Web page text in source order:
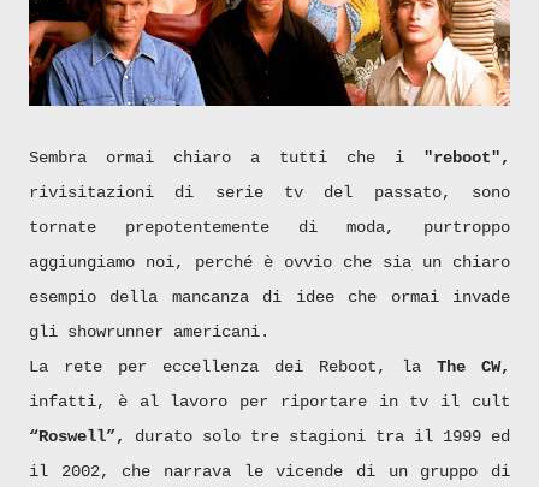
Sembra ormai chiaro a tutti che i "reboot",
rivisitazioni di serie tv del passato, sono
tornate prepotentemente di moda, purtroppo
aggiungiamo noi, perché è ovvio che sia un chiaro
esempio della mancanza di idee che ormai invade
gli showrunner americani.
La rete per eccellenza dei Reboot, la The CW,
infatti, è al lavoro per riportare in tv il cult
“Roswell”,
durato solo tre stagioni tra il 1999 ed
il 2002, che narrava le vicende di un gruppo di